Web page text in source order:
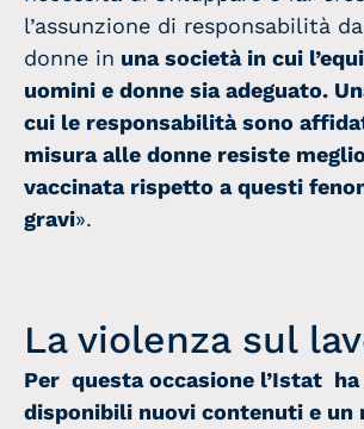
l’assunzione di responsabilità
donne in una società in cui
uomini e donne sia adeguato.
cui le responsabilità sono
misura alle donne resiste
vaccinata rispetto a questi
gravi».
La violenza sul
Per questa occasione l’Istat ha
disponibili nuovi contenuti e un